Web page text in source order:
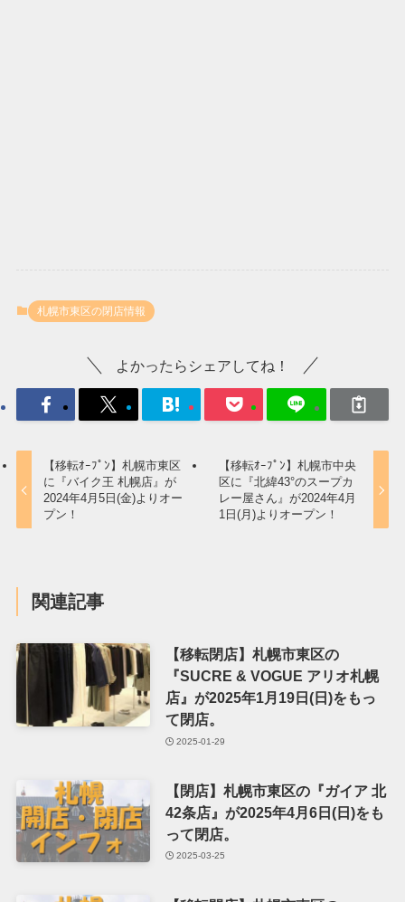
札幌市東区の閉店情報
よかったらシェアしてね！
【移転ｵｰﾌﾟﾝ】札幌市東区
に『バイク王 札幌店』が
2024年4月5日(金)よりオー
プン！
【移転ｵｰﾌﾟﾝ】札幌市中央
区に『北緯43°のスープカ
レー屋さん』が2024年4月
1日(月)よりオープン！
関連記事
【移転閉店】札幌市東区の
『SUCRE & VOGUE アリオ札幌
店』が2025年1月19日(日)をもっ
て閉店。
2025-01-29
【閉店】札幌市東区の『ガイア 北
42条店』が2025年4月6日(日)をも
って閉店。
2025-03-25